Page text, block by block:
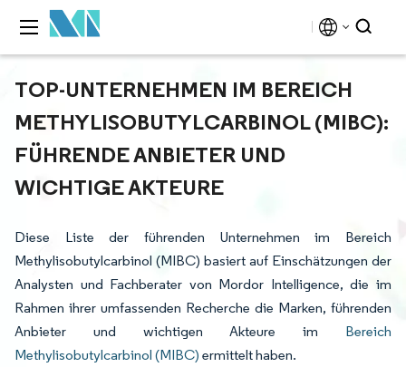
TOP-UNTERNEHMEN IM BEREICH
METHYLISOBUTYLCARBINOL (MIBC):
FÜHRENDE ANBIETER UND
WICHTIGE AKTEURE
Diese Liste der führenden Unternehmen im Bereich
Methylisobutylcarbinol (MIBC) basiert auf Einschätzungen der
Analysten und Fachberater von Mordor Intelligence, die im
Rahmen ihrer umfassenden Recherche die Marken, führenden
Anbieter und wichtigen Akteure im Bereich
Methylisobutylcarbinol (MIBC) ermittelt haben.